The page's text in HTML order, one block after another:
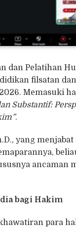
dan Pelatihan
filsatan
Memasuki
Substantif:
.
yang
ancaman
bagi Hakim
para